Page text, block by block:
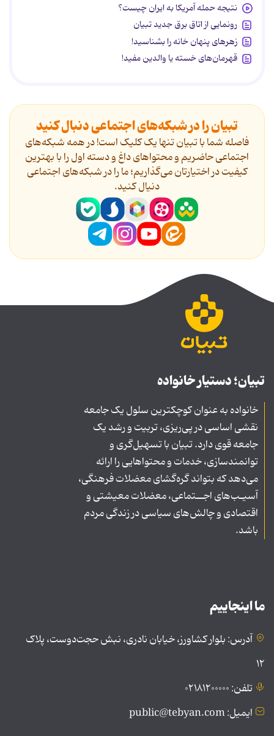
نتیجه حمله آمریکا به ایران چیست؟
رونمایی از اتاق برق جدید تبیان
زهرهای پنهان خانه را بشناسید!
قهرمان‌های خسته یا والدین مفید!
تبیان را در شبکه‌های اجتماعی دنبال کنید
فاصله شما با تبیان تنها یک کلیک است! در همه شبکه‌های
اجتماعی حاضریم و محتواهای داغ و دسته اول را با بهترین
کیفیت در اختیارتان می‌گذاریم؛ ما را در شبکه‌های اجتماعی
دنیال کنید.
تبیان؛ دستیار خانواده
خانواده به عنوان کوچکترین سلول یک جامعه
نقشی اساسی در پی‌ریزی، تربیت و رشد یک
جامعه قوی دارد. تبیان با تسهیل‌گری و
توانمندسازی، خدمات و محتواهایی را ارائه
می‌دهد که بتواند گره‌گشای معضلات فرهنگی،
آسیـب‌های اجــتماعی، معضلات معیشتی و
اقتصادی و چالش‌های سیاسی در زندگی مردم
باشد.
ما اینجاییم
آدرس: بلوار کشاورز، خیابان نادری، نبش حجت‌دوست، پلاک
۱۲
تلفن: ۰۲۱۸۱۲۰۰۰۰۰
ایمیل: public@tebyan.com